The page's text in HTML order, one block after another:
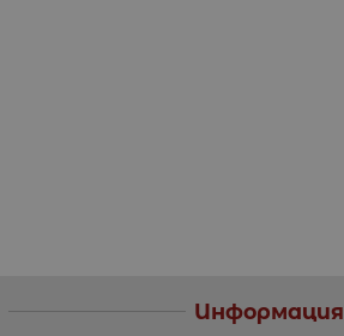
Информация